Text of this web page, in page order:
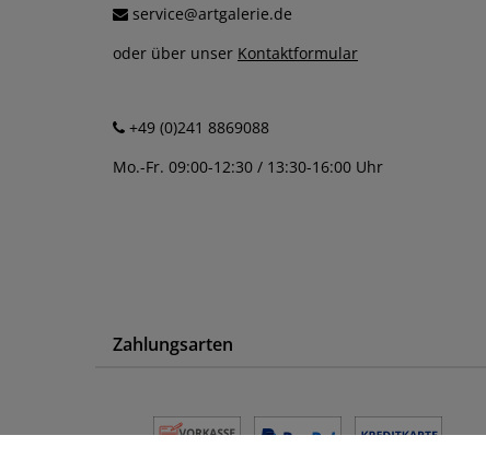
service@artgalerie.de
oder über unser Kontaktformular
+49 (0)241 8869088
Mo.-Fr. 09:00-12:30 / 13:30-16:00 Uhr
Zahlungsarten